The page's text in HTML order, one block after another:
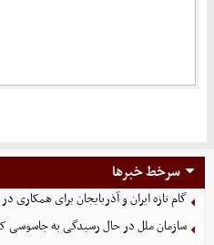
سرخط خبرها
گام تازه ایران و آذربایجان برای همکاری
سازمان ملل در حال رسیدگی به جاسوسی